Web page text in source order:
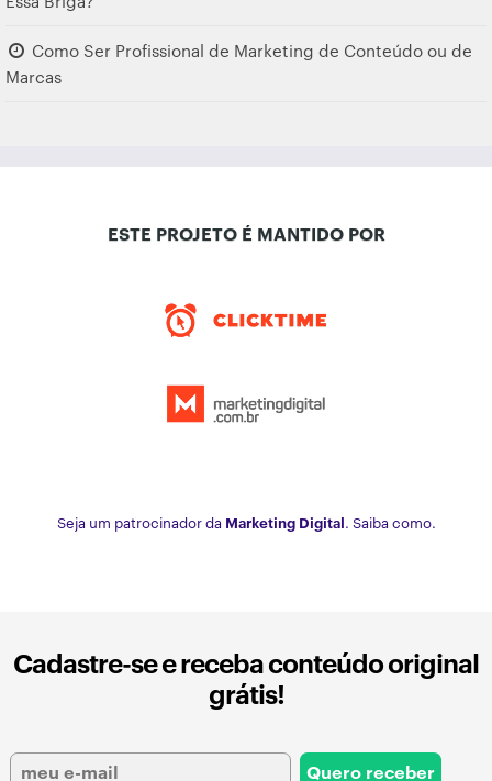
Como Ser Profissional de Marketing de Conteúdo ou de
Marcas
ESTE PROJETO É MANTIDO POR
Seja um patrocinador da Marketing Digital. Saiba como.
Cadastre-se e receba conteúdo original
grátis!